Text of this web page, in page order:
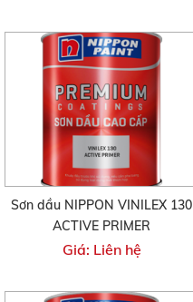
Sơn dầu NIPPON VINILEX 130
ACTIVE PRIMER
Giá: Liên hệ